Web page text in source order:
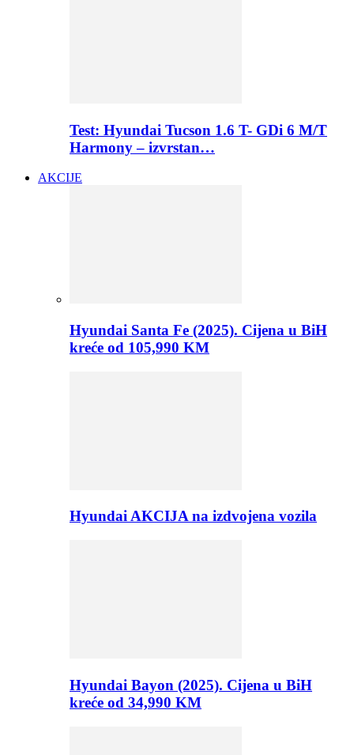
Test: Hyundai Tucson 1.6 T- GDi 6 M/T
Harmony – izvrstan…
AKCIJE
Hyundai Santa Fe (2025). Cijena u BiH
kreće od 105,990 KM
Hyundai AKCIJA na izdvojena vozila
Hyundai Bayon (2025). Cijena u BiH
kreće od 34,990 KM